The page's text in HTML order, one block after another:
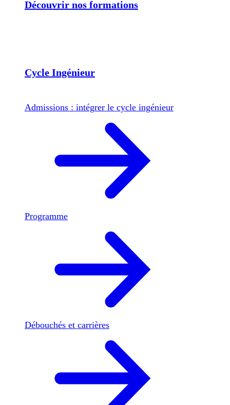
Découvrir nos formations
Cycle Ingénieur
Admissions : intégrer le cycle ingénieur
Programme
Débouchés et carrières